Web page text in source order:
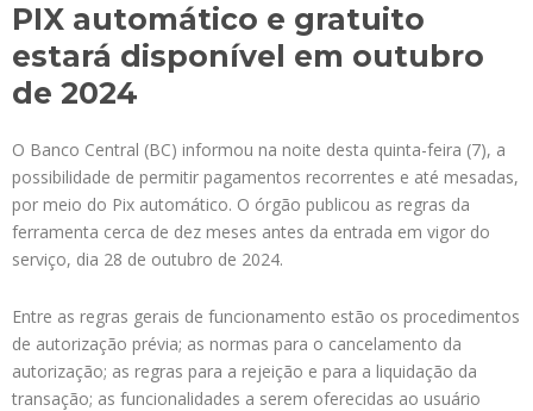
PIX automático e gratuito
estará disponível em outubro
de 2024
O Banco Central (BC) informou na noite desta quinta-feira (7), a
possibilidade de permitir pagamentos recorrentes e até mesadas,
por meio do Pix automático. O órgão publicou as regras da
ferramenta cerca de dez meses antes da entrada em vigor do
serviço, dia 28 de outubro de 2024.
Entre as regras gerais de funcionamento estão os procedimentos
de autorização prévia; as normas para o cancelamento da
autorização; as regras para a rejeição e para a liquidação da
transação; as funcionalidades a serem oferecidas ao usuário